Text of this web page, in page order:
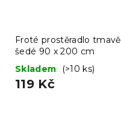
Froté prostěradlo tmavě
šedé 90 x 200 cm
Skladem
(>10 ks)
119 Kč